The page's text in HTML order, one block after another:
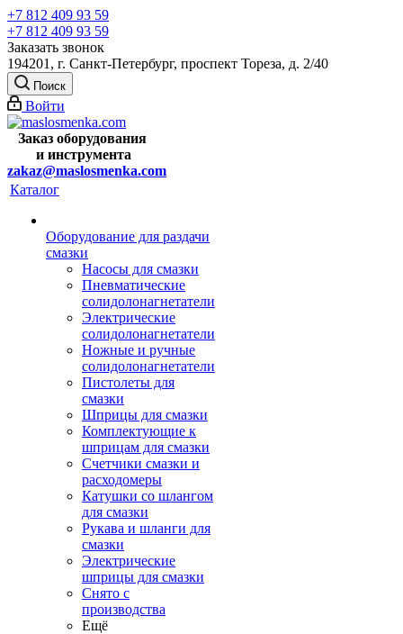
+7 812 409 93 59
+7 812 409 93 59
Заказать звонок
194201, г. Санкт-Петербург, проспект Тореза, д. 2/40
Поиск
Войти
Заказ оборудования
и инструмента
zakaz@maslosmenka.com
Каталог
Оборудование для раздачи
смазки
Насосы для смазки
Пневматические
солидолонагнетатели
Электрические
солидолонагнетатели
Ножные и ручные
солидолонагнетатели
Пистолеты для
смазки
Шприцы для смазки
Комплектующие к
шприцам для смазки
Счетчики смазки и
расходомеры
Катушки со шлангом
для смазки
Рукава и шланги для
смазки
Электрические
шприцы для смазки
Снято с
производства
Ещё